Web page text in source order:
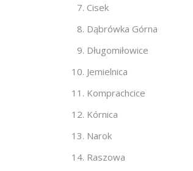
Cisek
Dąbrówka Górna
Długomiłowice
Jemielnica
Komprachcice
Kórnica
Narok
Raszowa